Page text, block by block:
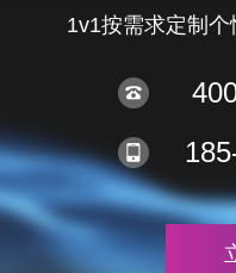
1v1按需求定制